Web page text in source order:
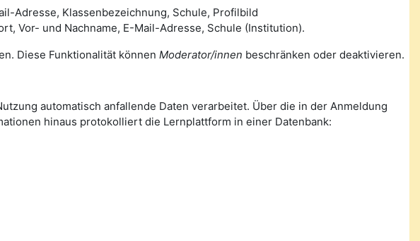
Adresse, Klassenbezeichnung, Schule, Profilbild
Vor- und Nachname, E-Mail-Adresse, Schule (Institution).
Diese Funktionalität können Moderator/innen beschränken oder deaktivieren.
automatisch anfallende Daten verarbeitet. Über die in der Anmeldung
hinaus protokolliert die Lernplattform in einer Datenbank: